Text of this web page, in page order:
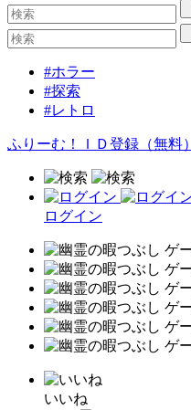
#ホラー
#探索
#レトロ
ふりーむ！ＩＤ登録（無料）
ログイン
いいね